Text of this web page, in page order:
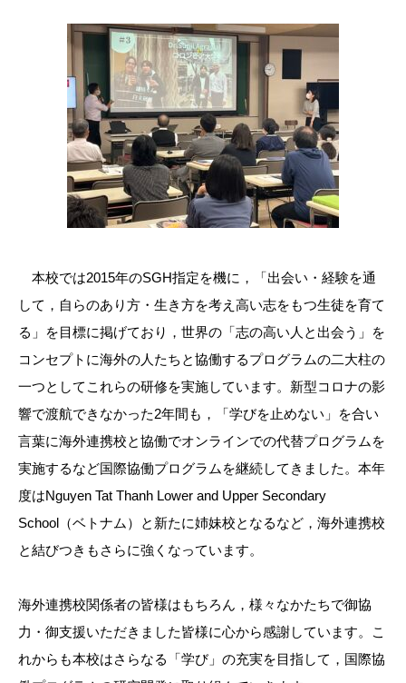
本校では2015年のSGH指定を機に，「出会い・経験を通
して，自らのあり方・生き方を考え高い志をもつ生徒を育て
る」を目標に掲げており，世界の「志の高い人と出会う」を
コンセプトに海外の人たちと協働するプログラムの二大柱の
一つとしてこれらの研修を実施しています。新型コロナの影
響で渡航できなかった2年間も，「学びを止めない」を合い
言葉に海外連携校と協働でオンラインでの代替プログラムを
実施するなど国際協働プログラムを継続してきました。本年
度はNguyen Tat Thanh Lower and Upper Secondary
School（ベトナム）と新たに姉妹校となるなど，海外連携校
と結びつきもさらに強くなっています。
海外連携校関係者の皆様はもちろん，様々なかたちで御協
力・御支援いただきました皆様に心から感謝しています。こ
れからも本校はさらなる「学び」の充実を目指して，国際協